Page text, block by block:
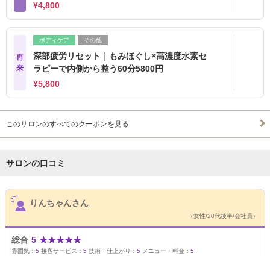
¥4,800
再
来
ボディケア その他
深部疲労リセット｜もみほぐし×高濃度水素セ
ラピーで内側から整う60分5800円
¥5,800
このサロンのすべてのクーポンを見る
サロンの口コミ
サロンPick Up
りんちゃんさん
（女性/20代後半/会社員）
総合 5 ★★★★★
雰囲気： 5 接客サービス： 5 技術・仕上がり： 5 メニュー・料金： 5